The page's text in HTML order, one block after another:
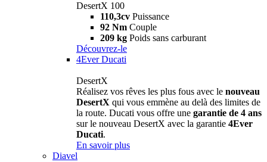
DesertX 100
110,3cv Puissance
92 Nm Couple
209 kg Poids sans carburant
Découvrez-le
4Ever Ducati
DesertX
Réalisez vos rêves les plus fous avec le nouveau
DesertX qui vous emmène au delà des limites de
la route. Ducati vous offre une garantie de 4 ans
sur le nouveau DesertX avec la garantie 4Ever
Ducati.
En savoir plus
Diavel